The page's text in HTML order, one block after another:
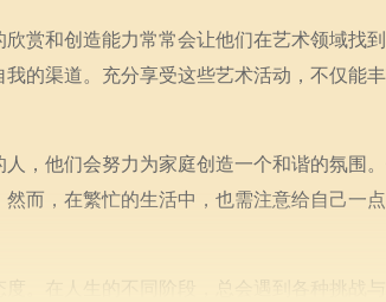
赏和创造能力常常会让他们在艺术领域找
的渠道。充分享受这些艺术活动，不仅能
，他们会努力为家庭创造一个和谐的氛围
而，在繁忙的生活中，也需注意给自己一
。在人生的不同阶段，总会遇到各种挑战与